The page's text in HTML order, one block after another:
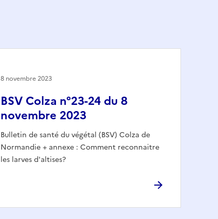
BSV Colza n°23-24 du 8
novembre 2023
Bulletin de santé du végétal (BSV) Colza de
Normandie + annexe : Comment reconnaitre
les larves d'altises?
8 novembre 2023